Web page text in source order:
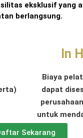
eksklusif yang
berlangsung.
In
Biaya
dapat
untuk
Sekarang